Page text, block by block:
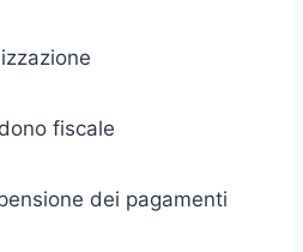
fiscale
dei pagamenti